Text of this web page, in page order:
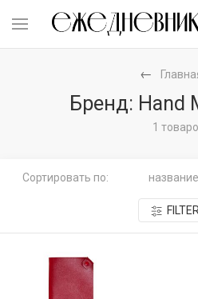
Бренд: Hand
1
Сортировать по: название